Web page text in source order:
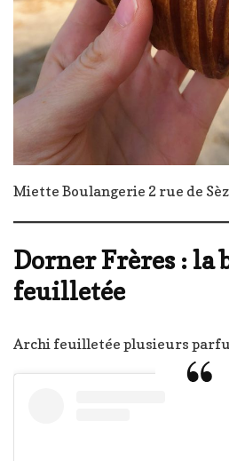
Miette Boulangerie 2 rue de
Dorner Frères : la
feuilletée
Archi feuilletée plusieurs